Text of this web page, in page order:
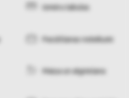
Izmēru tabulas
Pasūtīšanas noteikumi
Maiņa un atgriešana